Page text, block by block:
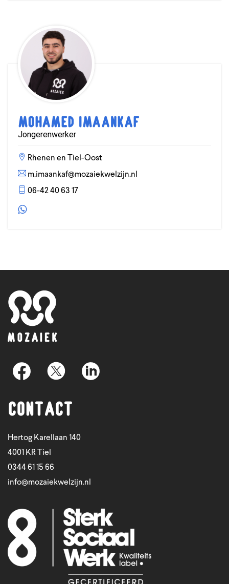
Mohamed Imaankaf
Jongerenwerker
Rhenen en Tiel-Oost
m.imaankaf@mozaiekwelzijn.nl
06-42 40 63 17
Contact
Hertog Karellaan 140
4001 KR Tiel
0344 61 15 66
info@mozaiekwelzijn.nl